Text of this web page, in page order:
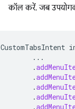
कॉल करें. जब
CustomTabsIntent
...
.
.
.
.
.